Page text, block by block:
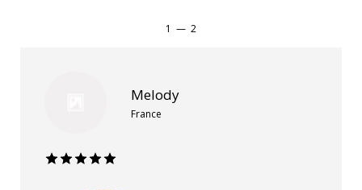
1 — 2
Melody
France